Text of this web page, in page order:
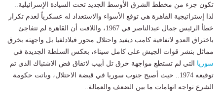
تكون جزء من مخطط الشرق الأوسط الجديد تحت السيادة الإسرائيلية..
لذا إستراتيجية القاهرة هي توقع الأسواء والاستعداد له عسكرياً لعدم تكرار
خطأ الرئيس جمال عبدالناصر في 1967، واللافت أن القاهرة لم تتفاجئ
باختراق العدو لاتفاقية كامب ديفيد واحتلال محور فيلادلفيا بل واجهته بخرق
مماثل بنشر قوات الجيش على كامل سيناء، بعكس السلطة الجديدة في
سوريا التي لم تستطع مواجهة خرق تل أبيب لاتفاق فض الاشتباك الذي تم
توقيعه 1974.. حيث أصبح جنوب سوريا في قبضة الاحتلال، وباتت حكومة
الشرع تواجه اتهامات ما بين الضعف والعمالة..